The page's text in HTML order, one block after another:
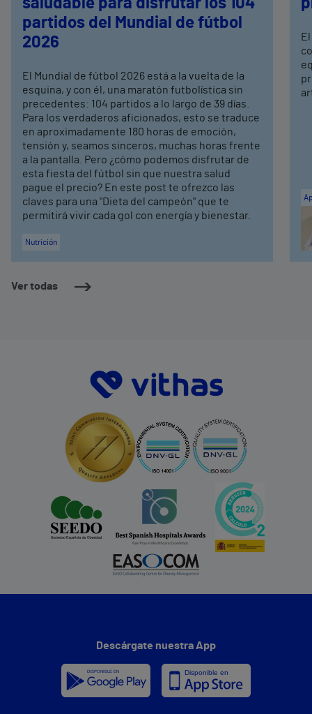
Ver todas
partidos del Mundial de fútbol
2026
El Mundial de fútbol 2026 está a la vuelta de la
esquina, y con él, una maratón futbolística sin
precedentes: 104 partidos a lo largo de 39 días.
Para los verdaderos aficionados, esto se traduce
en aproximadamente 180 horas de emoción,
tensión y, seamos sinceros, muchas horas frente
a la pantalla. Pero ¿cómo podemos disfrutar de
esta fiesta del fútbol sin que nuestra salud
pague el precio? En este post te ofrezco las
claves para una "Dieta del campeón" que te
permitirá vivir cada gol con energía y bienestar.
Nutrición
Descárgate nuestra App